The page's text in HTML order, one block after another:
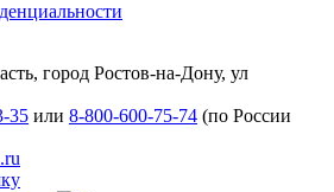
город Ростов-на-Дону, ул
35 или 8-800-600-75-74 (по России